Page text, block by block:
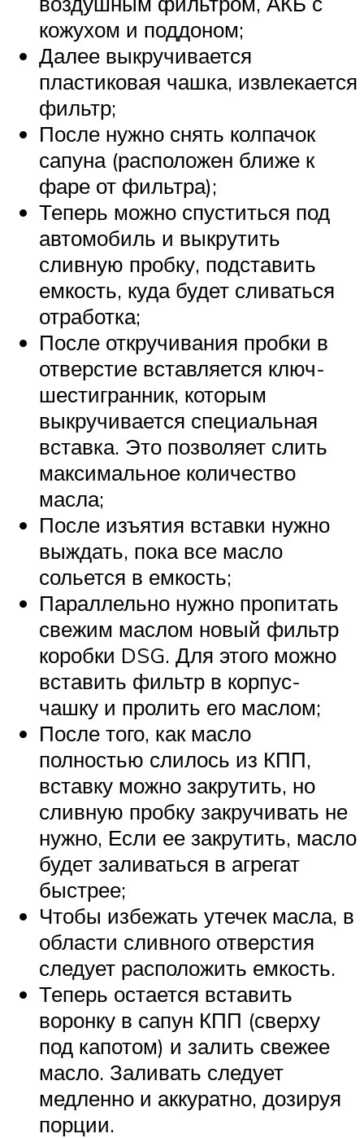
кожухом и поддоном;
Далее выкручивается
пластиковая чашка, извлекается
фильтр;
После нужно снять колпачок
сапуна (расположен ближе к
фаре от фильтра);
Теперь можно спуститься под
автомобиль и выкрутить
сливную пробку, подставить
емкость, куда будет сливаться
отработка;
После откручивания пробки в
отверстие вставляется ключ-
шестигранник, которым
выкручивается специальная
вставка. Это позволяет слить
максимальное количество
масла;
После изъятия вставки нужно
выждать, пока все масло
сольется в емкость;
Параллельно нужно пропитать
свежим маслом новый фильтр
коробки DSG. Для этого можно
вставить фильтр в корпус-
чашку и пролить его маслом;
После того, как масло
полностью слилось из КПП,
вставку можно закрутить, но
сливную пробку закручивать не
нужно, Если ее закрутить, масло
будет заливаться в агрегат
быстрее;
Чтобы избежать утечек масла, в
области сливного отверстия
следует расположить емкость.
Теперь остается вставить
воронку в сапун КПП (сверху
под капотом) и залить свежее
масло. Заливать следует
медленно и аккуратно, дозируя
порции.